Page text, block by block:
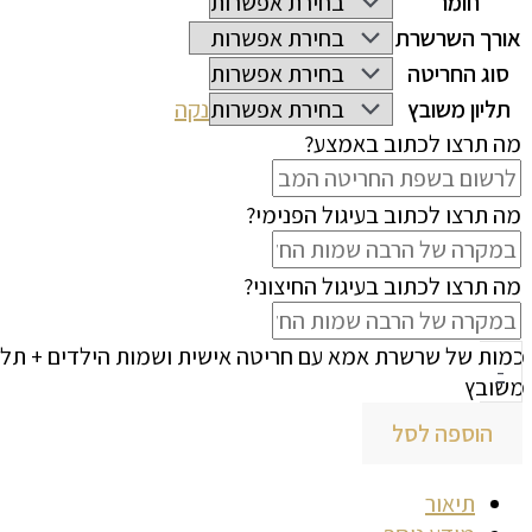
אורך השרשרת
סוג החריטה
תליון משובץ
נקה
מה תרצו לכתוב באמצע?
מה תרצו לכתוב בעיגול הפנימי?
מה תרצו לכתוב בעיגול החיצוני?
-
כמות של שרשרת אמא עם חריטה אישית ושמות הילדים +
משובץ
הוספה לסל
תיאור